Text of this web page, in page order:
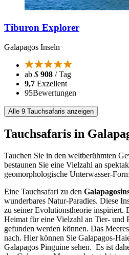
Tiburon Explorer
Galapagos Inseln
ab $ 908 / Tag
9,7 Exzellent
95Bewertungen
Alle 9 Tauchsafaris anzeigen
Tauchsafaris in
Tauchen Sie in den weltberühmten
bestaunen Sie eine Vielzahl an
geomorphologische Unterwasser-
Eine Tauchsafari zu den
wunderbares Natur-Paradies. Diese
zu seiner Evolutionstheorie inspiriert.
Heimat für eine Vielzahl an Tier- und
gefunden werden können. Das
nach. Hier können Sie Galapagos-
Galapagos Pinguine sehen. Es ist